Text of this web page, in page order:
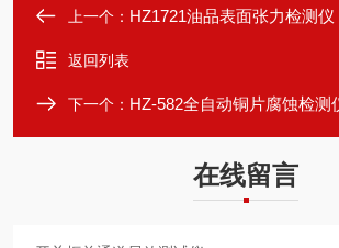
上一个： HZ1721油品表面张力检测仪
返回列表
下一个： HZ-582全自动铜片腐蚀检测
在线留言